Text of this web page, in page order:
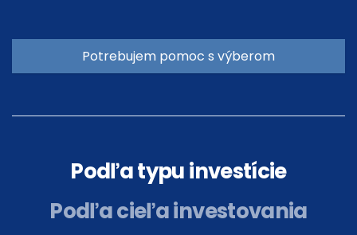
Potrebujem pomoc s výberom
Podľa typu investície
Podľa cieľa investovania